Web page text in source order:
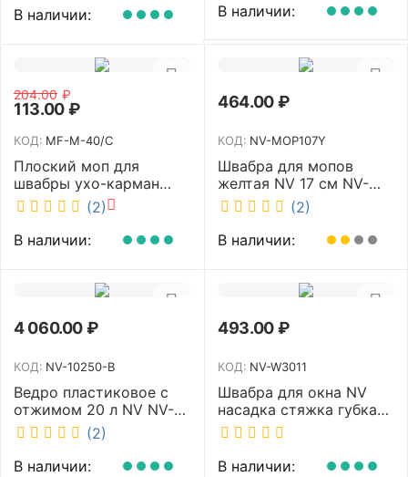
В наличии:
В наличии:
204.00 ₽
113.00₽
КОД: MF-M-40/C
Плоский моп для
швабры ухо-карман
белый 40 см NV MF-M-
40/C
(2)
В наличии:
464.00₽
КОД: NV-MOP107Y
Швабра для мопов
желтая NV 17 см NV-
MOP107Y (2)
В наличии:
4 060.00₽
КОД: NV-10250-B
Ведро пластиковое с
отжимом 20 л NV NV-
10250-B
(2)
В наличии:
493.00₽
КОД: NV-W3011
Швабра для окна NV
насадка стяжка губка
30 см телескопическая
рукоятка 70-110 см NV-
W3011
В наличии: